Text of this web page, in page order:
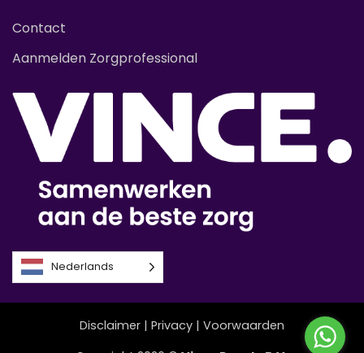
Contact
Aanmelden Zorgprofessional
Nederlands
Disclaimer | Privacy | Voorwaarden